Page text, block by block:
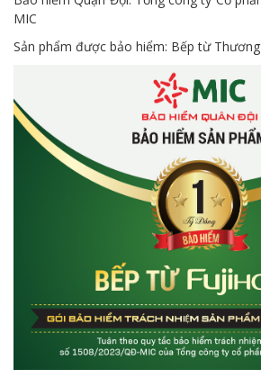
MIC
Sản phẩm được bảo hiểm: Bếp từ Thương